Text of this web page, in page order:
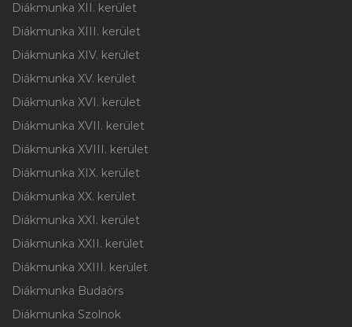
Diákmunka XII. kerület
Diákmunka XIII. kerület
Diákmunka XIV. kerület
Diákmunka XV. kerület
Diákmunka XVI. kerület
Diákmunka XVII. kerület
Diákmunka XVIII. kerület
Diákmunka XIX. kerület
Diákmunka XX. kerület
Diákmunka XXI. kerület
Diákmunka XXII. kerület
Diákmunka XXIII. kerület
Diákmunka Budaörs
Diákmunka Szolnok